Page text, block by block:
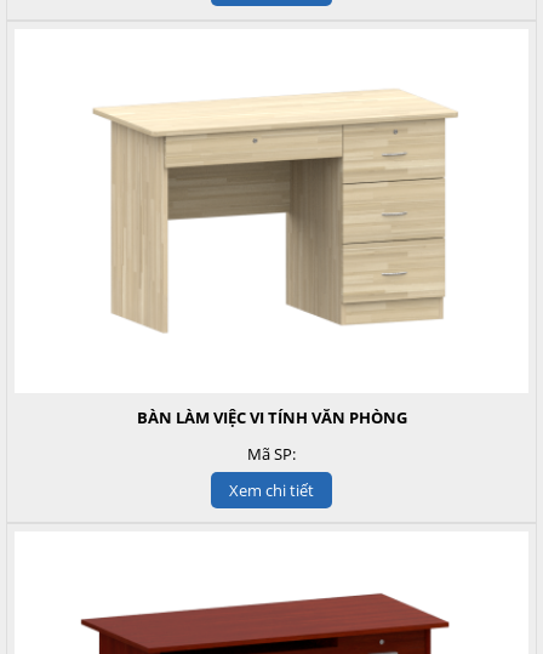
BÀN LÀM VIỆC VI TÍNH VĂN PHÒNG
Mã SP:
Xem chi tiết